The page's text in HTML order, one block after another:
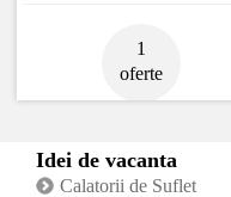
1
oferte
Idei de vacanta
Calatorii de Suflet